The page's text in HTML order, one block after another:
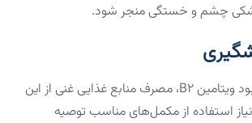
چشم و خستگی منجر شود.
برای پیشگیری از کمبود ویتامین B2، مصرف منابع غذایی غنی از این
استفاده از مکمل‌های مناسب توصیه